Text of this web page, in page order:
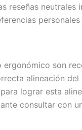
reseñas
son
alineación
lograr esta
consultar con